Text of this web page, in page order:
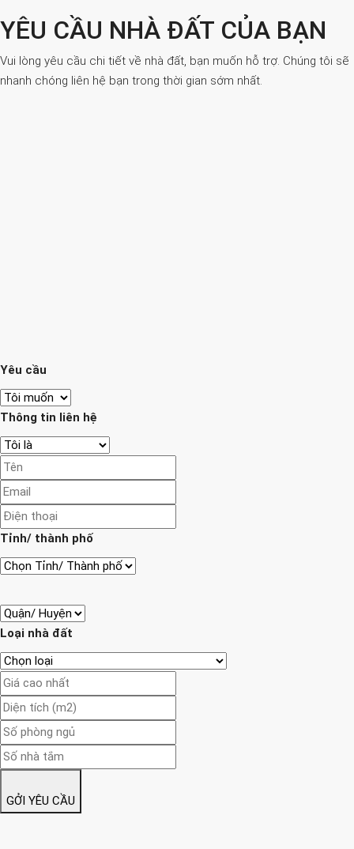
YÊU CẦU NHÀ ĐẤT CỦA BẠN
Vui lòng yêu cầu chi tiết về nhà đất, bạn muốn hỗ trợ. Chúng tôi sẽ
nhanh chóng liên hệ bạn trong thời gian sớm nhất.
Yêu cầu
Thông tin liên hệ
Tỉnh/ thành phố
Loại nhà đất
GỞI YÊU CẦU